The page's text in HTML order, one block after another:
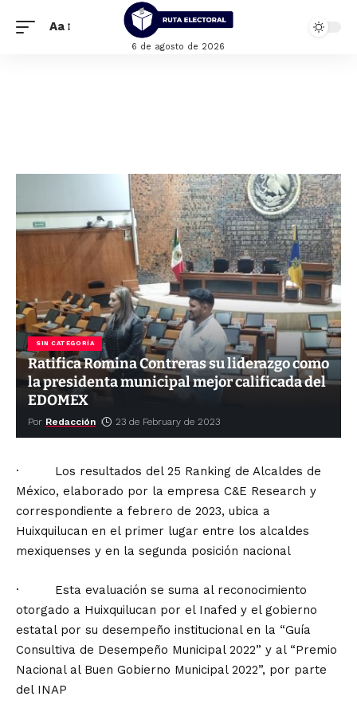
Aa
6 de agosto de 2026
SIN CATEGORÍA
Ratifica Romina Contreras su liderazgo como
la presidenta municipal mejor calificada del
EDOMEX
Por Redacción 23 de February de 2023
· Los resultados del 25 Ranking de Alcaldes de
México, elaborado por la empresa C&E Research y
correspondiente a febrero de 2023, ubica a
Huixquilucan en el primer lugar entre los alcaldes
mexiquenses y en la segunda posición nacional
· Esta evaluación se suma al reconocimiento
otorgado a Huixquilucan por el Inafed y el gobierno
estatal por su desempeño institucional en la “Guía
Consultiva de Desempeño Municipal 2022” y al “Premio
Nacional al Buen Gobierno Municipal 2022”, por parte
del INAP